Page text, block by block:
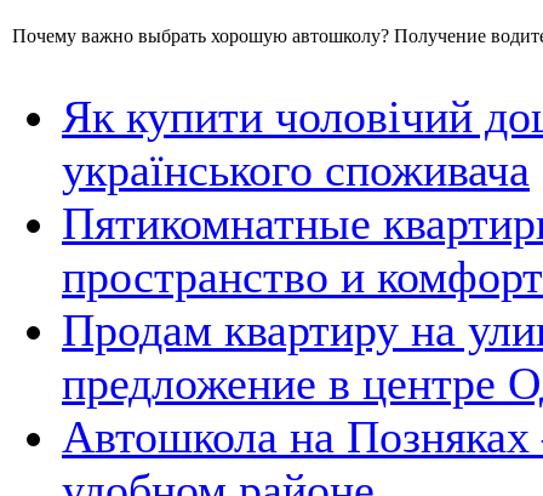
Почему важно выбрать хорошую автошколу? Получение
Як купити чоловічий
українського споживача
Пятикомнатные
пространство и
Продам квартиру на
предложение в центре
Автошкола на Позняках